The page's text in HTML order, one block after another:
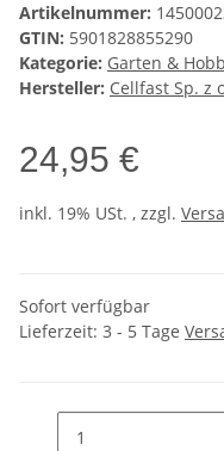
Artikelnummer:
GTIN: 5901828855290
Kategorie: Garten &
Hersteller: Cellfast Sp. z
24,95 €
inkl. 19% USt. , zzgl.
Sofort verfügbar
Lieferzeit: 3 - 5 Tage